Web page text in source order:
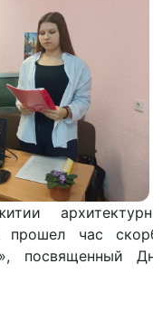
прошел час
посвященный